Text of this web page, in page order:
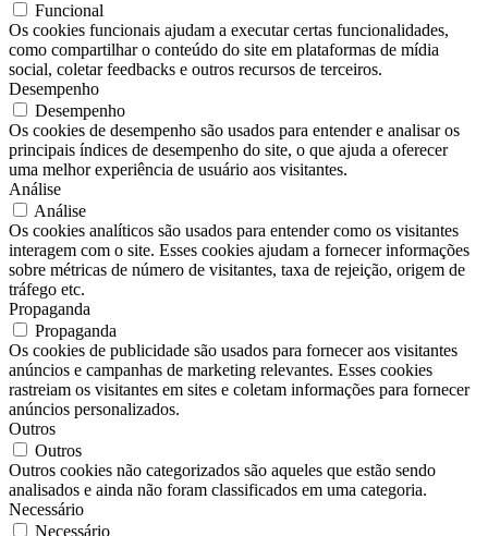
Funcional
Os cookies funcionais ajudam a executar certas funcionalidades,
como compartilhar o conteúdo do site em plataformas de mídia
social, coletar feedbacks e outros recursos de terceiros.
Desempenho
Desempenho
Os cookies de desempenho são usados ​​para entender e analisar os
principais índices de desempenho do site, o que ajuda a oferecer
uma melhor experiência de usuário aos visitantes.
Análise
Análise
Os cookies analíticos são usados ​​para entender como os visitantes
interagem com o site. Esses cookies ajudam a fornecer informações
sobre métricas de número de visitantes, taxa de rejeição, origem de
tráfego etc.
Propaganda
Propaganda
Os cookies de publicidade são usados ​​para fornecer aos visitantes
anúncios e campanhas de marketing relevantes. Esses cookies
rastreiam os visitantes em sites e coletam informações para fornecer
anúncios personalizados.
Outros
Outros
Outros cookies não categorizados são aqueles que estão sendo
analisados ​​e ainda não foram classificados em uma categoria.
Necessário
Necessário